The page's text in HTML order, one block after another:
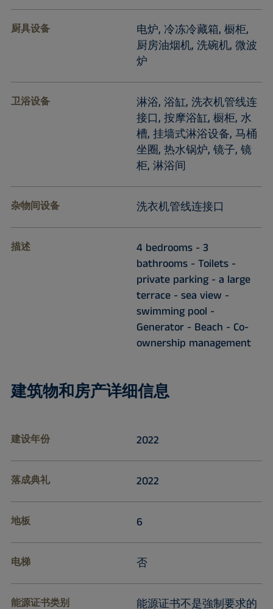
厨具设备
电炉, 冷冻冷藏箱, 橱柜,
厨房油烟机, 洗碗机, 微波
炉
卫浴设备
淋浴, 浴缸, 洗衣机管线连
接口, 按摩浴缸, 橱柜, 水
槽, 挂墙式淋浴设备, 马桶
坐圈, 热水锅炉, 镜子, 镜
柜, 淋浴间
杂物间设备 洗衣机管线连接口
描述
4 bedrooms - 3
bathrooms - Toilets -
private parking - a large
terrace - sea view -
swimming pool -
Generator - Beach - Co-
ownership management
建筑物和房产详细信息
建设年份 2022
落成典礼 2022
地板 6
电梯 否
能源证书类别 能源证书不是強制要求的